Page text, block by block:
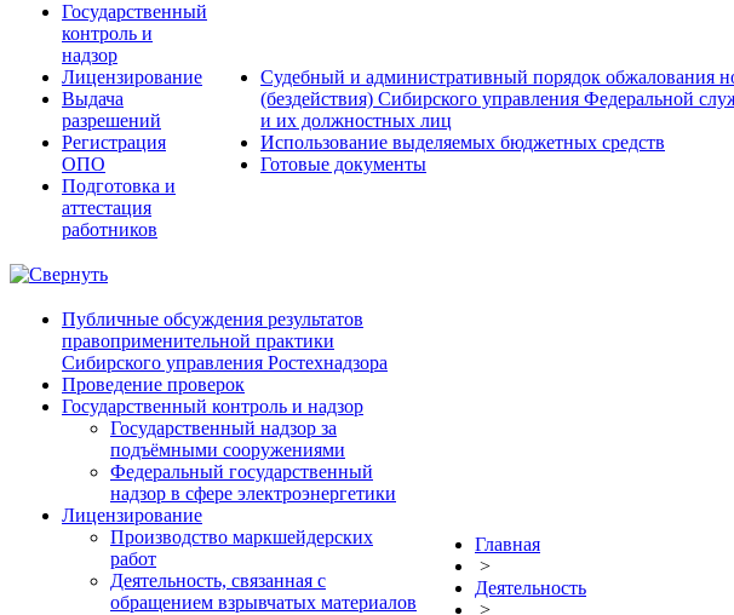
Государственный
контроль и
надзор
Лицензирование
Выдача
разрешений
Регистрация
ОПО
Подготовка и
аттестация
работников
Судебный и административный порядок обжалования
(бездействия) Сибирского управления Федеральной
и их должностных лиц
Использование выделяемых бюджетных средств
Готовые документы
Публичные обсуждения результатов
правоприменительной практики
Сибирского управления Ростехнадзора
Проведение проверок
Государственный контроль и надзор
Государственный надзор за
подъёмными сооружениями
Федеральный государственный
надзор в сфере электроэнергетики
Лицензирование
Производство маркшейдерских
работ
Деятельность, связанная с
обращением взрывчатых материалов
Главная
>
Деятельность
>